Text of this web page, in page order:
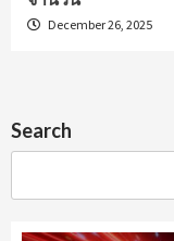
December 26, 2025
Search